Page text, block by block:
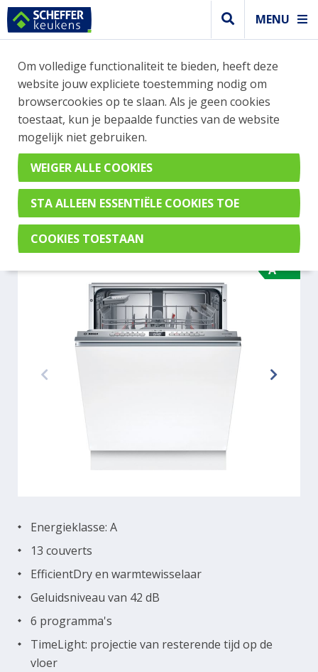
MENU
WEBSHOP BESTELLINGEN
Je kan tijdelijk geen bestelling plaatsen. Wil je je
vast oriënteren? Vergelijk eenvoudig apparaten
en merken met elkaar. Klik hier voor meer
informatie.
Vaatwasser
BOSCH SMD4EB805E
A
Energieklasse: A
13 couverts
EfficientDry en warmtewisselaar
Geluidsniveau van 42 dB
6 programma's
TimeLight: projectie van resterende tijd op de
vloer
Om volledige functionaliteit te bieden, heeft deze
website jouw expliciete toestemming nodig om
browsercookies op te slaan. Als je geen cookies
toestaat, kun je bepaalde functies van de website
mogelijk niet gebruiken.